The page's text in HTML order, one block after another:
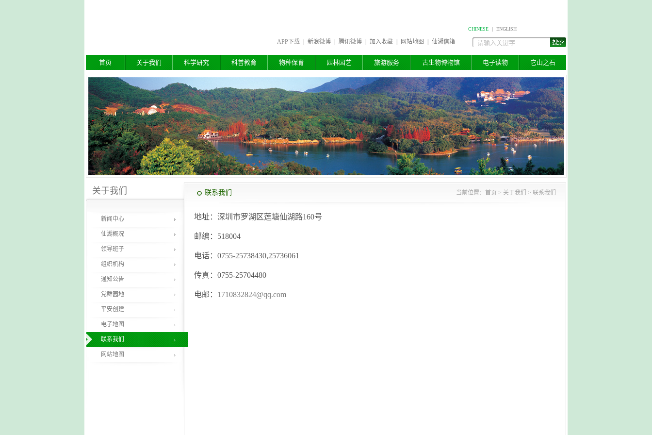
CHINESE | ENGLISH
APP下载 新浪微博 腾讯微博 加入收藏 网站地图 仙湖信箱
首页 关于我们 科学研究 科普教育 物种保育 园林园艺 旅游服务 古生物博物馆 电子读物 它山之石
当前位置： 首页 > 关于我们 > 联系我们
联系我们
地址：深圳市罗湖区莲塘仙湖路160号
邮编：518004
电话：0755-25738430,25736061
传真：0755-25704480
电邮： 1710832824@qq.com
关于我们
新闻中心
仙湖概况
领导班子
组织机构
通知公告
党群园地
平安创建
电子地图
联系我们
网站地图